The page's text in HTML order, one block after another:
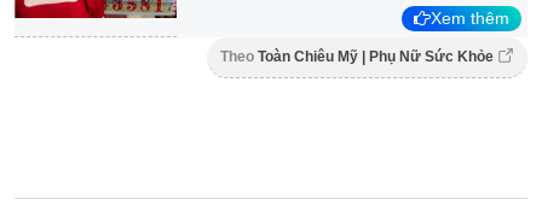
Xem thêm
Theo Toàn Chiêu Mỹ | Phụ Nữ Sức Khỏe